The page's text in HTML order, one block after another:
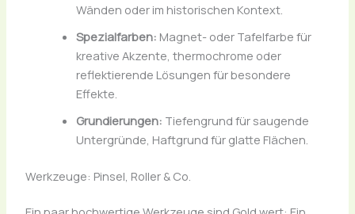
Wänden oder im historischen Kontext.
Spezialfarben: Magnet- oder Tafelfarbe für
kreative Akzente, thermochrome oder
reflektierende Lösungen für besondere
Effekte.
Grundierungen: Tiefengrund für saugende
Untergründe, Haftgrund für glatte Flächen.
Werkzeuge: Pinsel, Roller & Co.